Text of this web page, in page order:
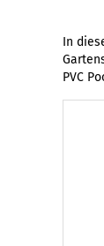
In
PVC